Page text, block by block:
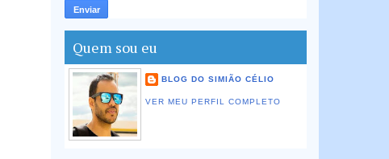
Quem sou eu
BLOG DO SIMIÃO CÉLIO
VER MEU PERFIL COMPLETO